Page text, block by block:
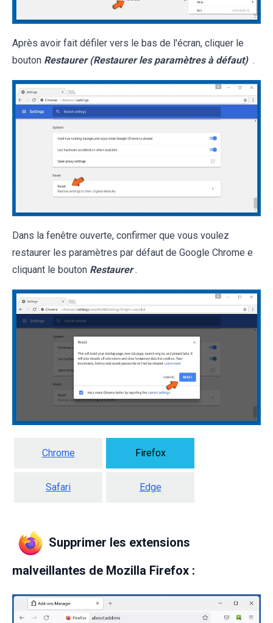
Après avoir fait défiler vers le bas de l'écran, cliquer le
bouton Restaurer (Restaurer les paramètres à défaut) .
Dans la fenêtre ouverte, confirmer que vous voulez
restaurer les paramètres par défaut de Google Chrome e
cliquant le bouton Restaurer .
Chrome Firefox
Safari Edge
Supprimer les extensions
malveillantes de Mozilla Firefox :